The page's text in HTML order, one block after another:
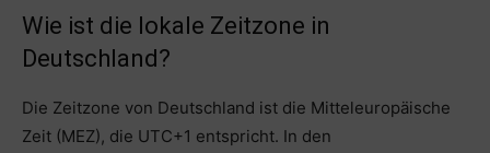
Wie ist die lokale Zeitzone in
Deutschland?
Die Zeitzone von Deutschland ist die Mitteleuropäische
Zeit (MEZ), die UTC+1 entspricht. In den